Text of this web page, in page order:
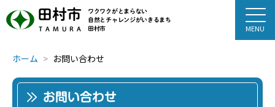
田村市
TAMURA
ワクワクがとまらない
自然とチャレンジがいきるまち
田村市
ホーム お問い合わせ
お問い合わせ